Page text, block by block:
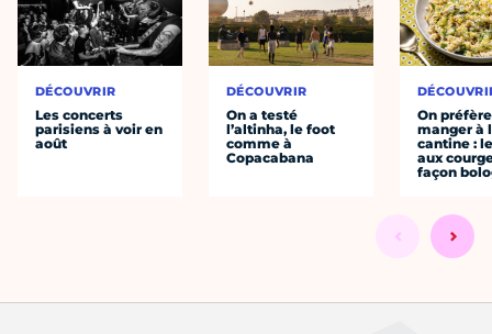
DÉCOUVRIR
Les concerts
parisiens à voir en
août
DÉCOUVRIR
On a testé
l’altinha, le foot
comme à
Copacabana
On préfère
manger à
cantine :
aux
façon